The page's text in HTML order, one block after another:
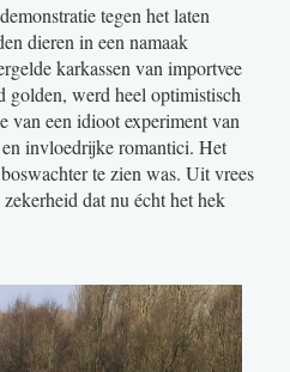
tegen het laten
dieren in een namaak
karkassen van importvee
golden, werd heel optimistisch
van een idioot experiment van
invloedrijke romantici. Het
te zien was. Uit vrees
dat nu écht het hek